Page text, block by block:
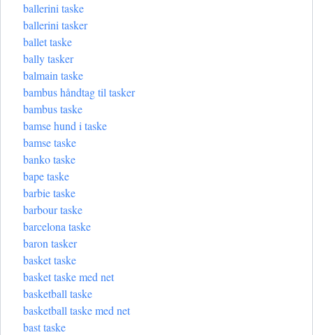
ballerini taske
ballerini tasker
ballet taske
bally tasker
balmain taske
bambus håndtag til tasker
bambus taske
bamse hund i taske
bamse taske
banko taske
bape taske
barbie taske
barbour taske
barcelona taske
baron tasker
basket taske
basket taske med net
basketball taske
basketball taske med net
bast taske